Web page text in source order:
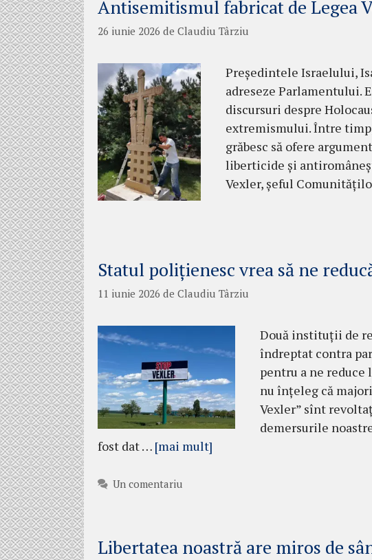
Antisemitismul fabricat de Legea
26 iunie 2026 de Claudiu Târziu
Președintele Israelului,
adreseze Parlamentului.
discursuri despre
extremismului. Între
grăbesc să ofere
liberticide și
Vexler, șeful
Statul polițienesc vrea să ne
11 iunie 2026 de Claudiu Târziu
Două instituții de
îndreptat contra
pentru a ne reduce
nu înțeleg că
Vexler” sînt
demersurile
fost dat … [mai mult]
Un comentariu
Libertatea noastră are miros de